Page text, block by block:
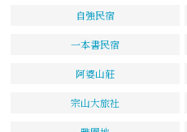
自強民宿
一本書民宿
阿婆山莊
宗山大旅社